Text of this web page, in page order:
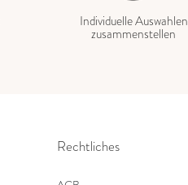
Individuelle Auswahlen
zusammenstellen
Rechtliches